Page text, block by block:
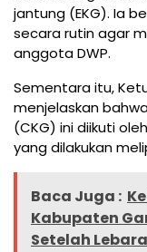
jantung (EKG). Ia
secara rutin agar
anggota DWP.
Sementara itu,
menjelaskan
(CKG) ini diikuti
yang dilakukan
Baca Juga :
Kabupaten
Setelah